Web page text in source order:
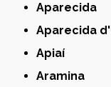
Aparecida
Aparecida
Apiaí
Aramina